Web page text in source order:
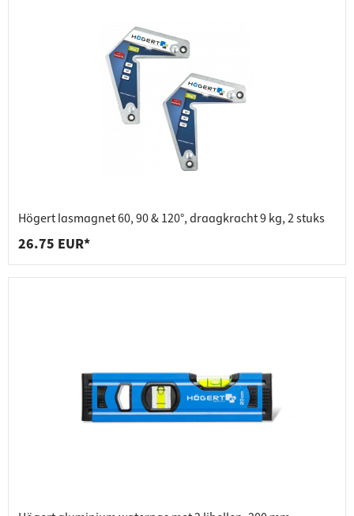
Högert lasmagnet 60, 90 & 120°, draagkracht 9 kg, 2 stuks
26.75 EUR*